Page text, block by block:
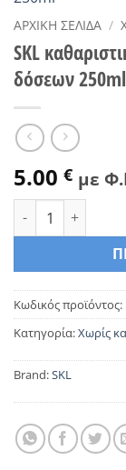
ΑΡΧΙΚΉ ΣΕΛΊΔΑ /
SKL
δόσεων 250ml
5.00 € με
SKL
Κωδικός προϊόντος:
Κατηγορία:Χωρίς
Brand:SKL